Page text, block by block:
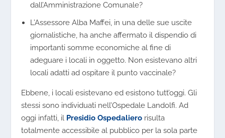
dall’Amministrazione Comunale?
L’Assessore Alba Maffei, in una delle sue uscite
giornalistiche, ha anche affermato il dispendio di
importanti somme economiche al fine di
adeguare i locali in oggetto. Non esistevano altri
locali adatti ad ospitare il punto vaccinale?
Ebbene, i locali esistevano ed esistono tutt’oggi. Gli
stessi sono individuati nell’Ospedale Landolfi. Ad
oggi infatti, il Presidio Ospedaliero risulta
totalmente accessibile al pubblico per la sola parte